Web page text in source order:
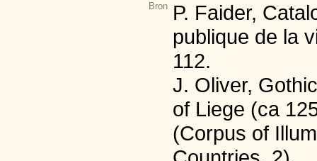
Bron P. Faider,
publique de la
112.
J. Oliver,
of Liege (ca
(Corpus of